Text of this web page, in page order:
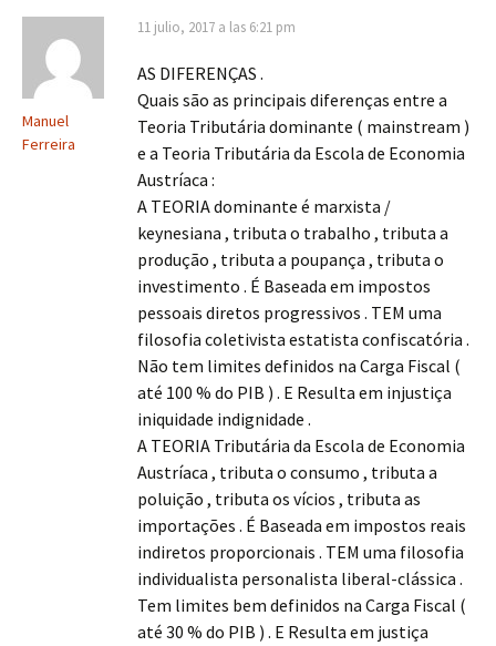
Manuel
Ferreira
11 julio, 2017 a las 6:21 pm
AS DIFERENÇAS .
Quais são as principais diferenças entre a
Teoria Tributária dominante ( mainstream )
e a Teoria Tributária da Escola de Economia
Austríaca :
A TEORIA dominante é marxista /
keynesiana , tributa o trabalho , tributa a
produção , tributa a poupança , tributa o
investimento . É Baseada em impostos
pessoais diretos progressivos . TEM uma
filosofia coletivista estatista confiscatória .
Não tem limites definidos na Carga Fiscal (
até 100 % do PIB ) . E Resulta em injustiça
iniquidade indignidade .
A TEORIA Tributária da Escola de Economia
Austríaca , tributa o consumo , tributa a
poluição , tributa os vícios , tributa as
importações . É Baseada em impostos reais
indiretos proporcionais . TEM uma filosofia
individualista personalista liberal-clássica .
Tem limites bem definidos na Carga Fiscal (
até 30 % do PIB ) . E Resulta em justiça